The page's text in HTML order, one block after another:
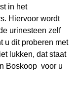
in het
Hiervoor wordt
urinesteen zelf
u dit proberen met
lukken, dat staat
Boskoop voor u